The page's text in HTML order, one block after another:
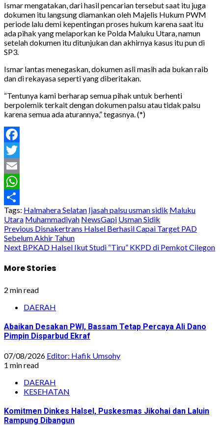
Ismar mengatakan, dari hasil pencarian tersebut saat itu juga
dokumen itu langsung diamankan oleh Majelis Hukum PWM
periode lalu demi kepentingan proses hukum karena saat itu
ada pihak yang melaporkan ke Polda Maluku Utara, namun
setelah dokumen itu ditunjukan dan akhirnya kasus itu pun di
SP3.
Ismar lantas menegaskan, dokumen asli masih ada bukan raib
dan di rekayasa seperti yang diberitakan.
“Tentunya kami berharap semua pihak untuk berhenti
berpolemik terkait dengan dokumen palsu atau tidak palsu
karena semua ada aturannya,” tegasnya. (*)
Facebook
Twitter
Email
WhatsApp
Share
Tags: Halmahera Selatan Ijasah palsu usman sidik Maluku
Utara Muhammadiyah NewsGapi Usman Sidik
Post
navigation
Previous Disnakertrans Halsel Berhasil Capai Target PAD
Sebelum Akhir Tahun
Next BPKAD Halsel Ikut Studi “Tiru” KKPD di Pemkot Cilegon
More Stories
2 min read
DAERAH
Abaikan Desakan PWI, Bassam Tetap Percaya Ali Dano
Pimpin Disparbud Ekraf
07/08/2026 Editor: Hafik Umsohy
1 min read
DAERAH
KESEHATAN
Komitmen Dinkes Halsel, Puskesmas Jikohai dan Laluin
Rampung Dibangun